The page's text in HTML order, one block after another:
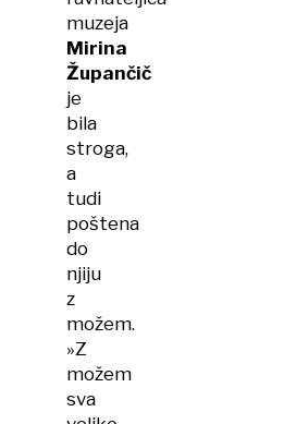
muzeja
Mirina
Župančič
je
bila
stroga,
a
tudi
poštena
do
njiju
z
možem.
»Z
možem
sva